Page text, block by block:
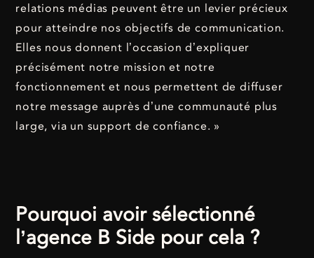
relations médias peuvent être un levier précieux
pour atteindre nos objectifs de communication.
Elles nous donnent l’occasion d’expliquer
précisément notre mission et notre
fonctionnement et nous permettent de diffuser
notre message auprès d’une communauté plus
large, via un support de confiance. »
Pourquoi avoir sélectionné
l’agence B Side pour cela ?